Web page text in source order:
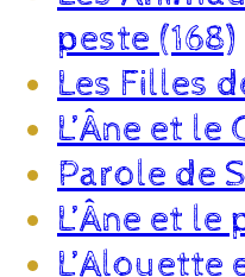
peste (168)
Les Filles
L’Âne et le
Parole de
L’Âne et le
L’Alouette